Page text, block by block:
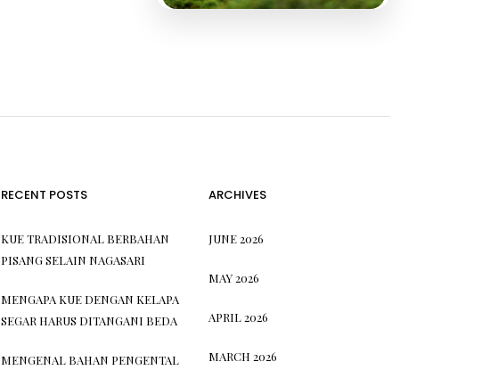
RECENT POSTS
KUE TRADISIONAL BERBAHAN
PISANG SELAIN NAGASARI
MENGAPA KUE DENGAN KELAPA
SEGAR HARUS DITANGANI BEDA
MENGENAL BAHAN PENGENTAL
ARCHIVES
JUNE 2026
MAY 2026
APRIL 2026
MARCH 2026